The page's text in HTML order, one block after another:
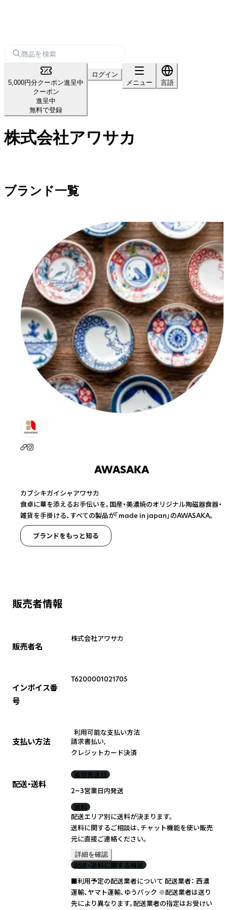
5,000円分クーポン進呈中
クーポン
進呈中
無料で登録
ログイン
メニュー
言語
株式会社アワサカ
ブランド一覧
AWASAKA
カブシキガイシャアワサカ
食卓に華を添えるお手伝いを。国産・美濃焼のオリジナル陶磁器食器・
雑貨を手掛ける、すべての製品が「made in japan」のAWASAKA。
ブランドをもっと知る
販売者情報
販売者名
株式会社アワサカ
インボイス番
号
T6200001021705
支払い方法
利用可能な支払い方法
請求書払い,
クレジットカード決済
配送・送料
最短発送日
2~3営業日内発送
送料
配送エリア別に送料が決まります。
送料に関するご相談は、チャット機能を使い販売
元に直接ご連絡ください。
詳細を確認
配送・送料に関する補足
■利用予定の配送業者について 配送業者： 西濃
運輸、ヤマト運輸、ゆうパック ※配送業者は送り
先により異なります。配送業者の指定はお受けい